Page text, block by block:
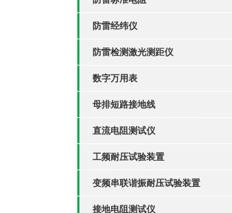
防雷经纬仪
防雷检测激光测距仪
数字万用表
母排短路接地线
直流电阻测试仪
工频耐压试验装置
变频串联谐振耐压试验装置
接地电阻测试仪